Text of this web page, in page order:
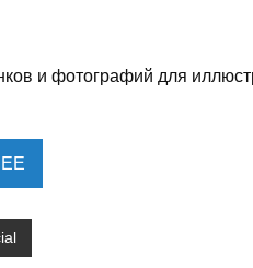
и фотографий для